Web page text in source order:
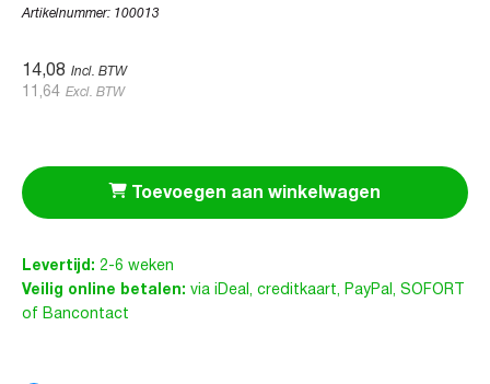
Artikelnummer: 100013
14,08 Incl. BTW
11,64 Excl. BTW
Toevoegen aan winkelwagen
Levertijd: 2-6 weken
Veilig online betalen: via iDeal, creditkaart, PayPal, SOFORT
of Bancontact